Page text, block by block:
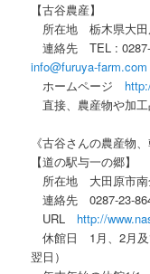
【古谷農産】
所在地 栃木県大
連絡先 TEL :
info@furuya-farm.com
ホームページ
直接、農産物や加
《古谷さんの農産物
【道の駅与一の郷】
所在地 大田原市南
連絡先 0287-23-
URL http://
休館日 1月、2月及
翌日）